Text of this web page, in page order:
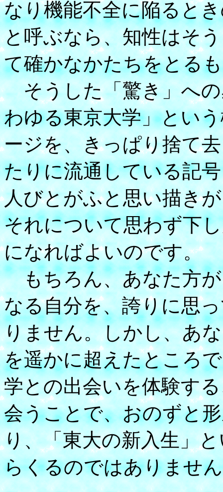
なり機能不全に陥ると
と呼ぶなら、知性はそ
て確かなかたちをとる
そうした「驚き」への
わゆる東京大学」とい
ージを、きっぱり捨て
たりに流通している記
人びとがふと思い描き
それについて思わず下
になればよいのです。
もちろん、あなた方が
なる自分を、誇りに思
りません。しかし、あ
を遥かに超えたところ
学との出会いを体験す
会うことで、おのずと
り、「東大の新入生」
らくるのではありませ